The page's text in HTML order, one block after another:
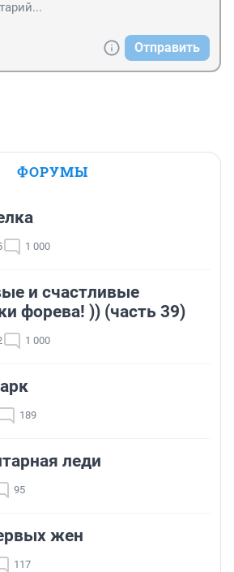
Отправить
ФОРУМЫ
1 000
и счастливые
форева! )) (часть 39)
1 000
189
леди
95
жен
117